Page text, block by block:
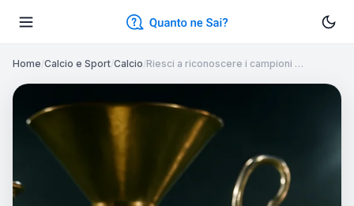
Home/Calcio e Sport/Calcio/Riesci a riconoscere i campioni …